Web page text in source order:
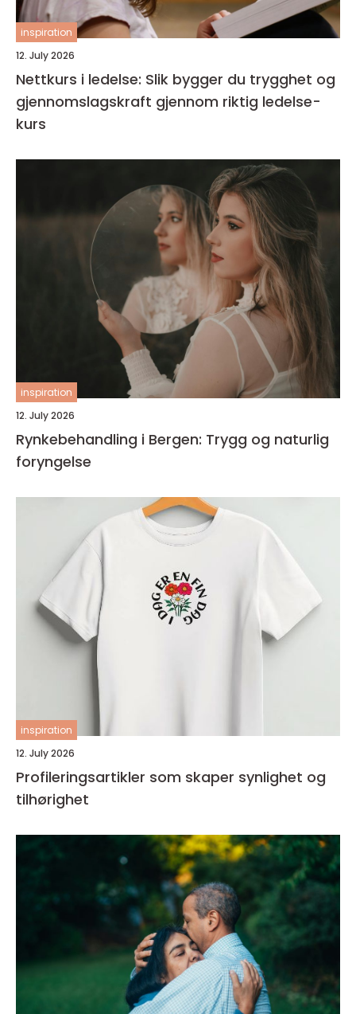
inspiration
12. July 2026
Nettkurs i ledelse: Slik bygger du trygghet og
gjennomslagskraft gjennom riktig ledelse-
kurs
inspiration
12. July 2026
Rynkebehandling i Bergen: Trygg og naturlig
foryngelse
inspiration
12. July 2026
Profileringsartikler som skaper synlighet og
tilhørighet